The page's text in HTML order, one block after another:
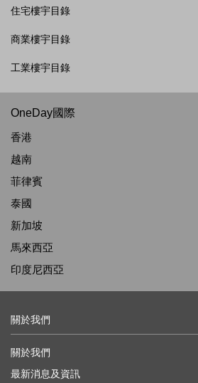
住宅樓宇目錄
商業樓宇目錄
工業樓宇目錄
OneDay國際
香港
越南
菲律賓
泰國
新加坡
馬來西亞
印度尼西亞
關於我們
關於我們
最新消息及資訊